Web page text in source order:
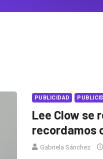
PUBLICIDAD
Lee Clow se
recordamos
Gabriela Sánchez